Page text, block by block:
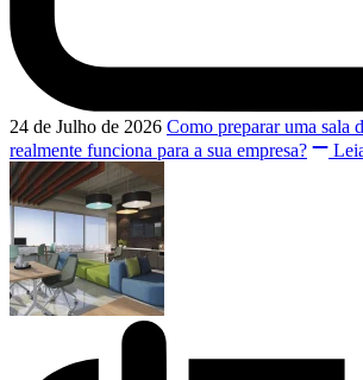
24 de Julho de 2026 Como preparar uma sala
realmente funciona para a sua empresa?